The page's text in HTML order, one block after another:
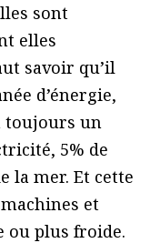
sont
elles
savoir qu’il
d’énergie,
toujours un
5% de
la mer. Et cette
et
ou plus froide.